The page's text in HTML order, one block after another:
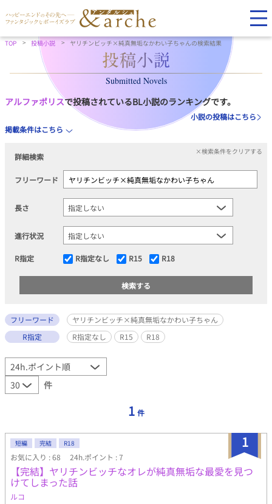
TOP 投稿小説 ヤリチンビッチ×純真無垢なかわい子ちゃんの検索結果
Submitted Novels
アルファポリスで投稿されているBL小説のランキングです。
小説の投稿はこちら
掲載条件はこちら
詳細検索
×検索条件をクリアする
フリーワード
長さ
進行状況
R指定 R指定なし R15 R18
フリーワード
ヤリチンビッチ×純真無垢なかわい子ちゃん
R指定
R指定なし R15 R18
件
1 件
1
短編 完結 R18
お気に入り : 68 24h.ポイント : 7
【完結】ヤリチンビッチなオレが純真無垢な最愛を見つ
けてしまった話
ルコ